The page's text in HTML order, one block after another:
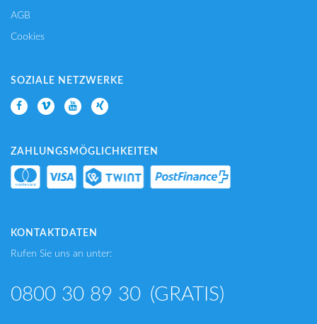
AGB
Cookies
SOZIALE NETZWERKE
ZAHLUNGSMÖGLICHKEITEN
KONTAKTDATEN
Rufen Sie uns an unter:
0800 30 89 30 (GRATIS)